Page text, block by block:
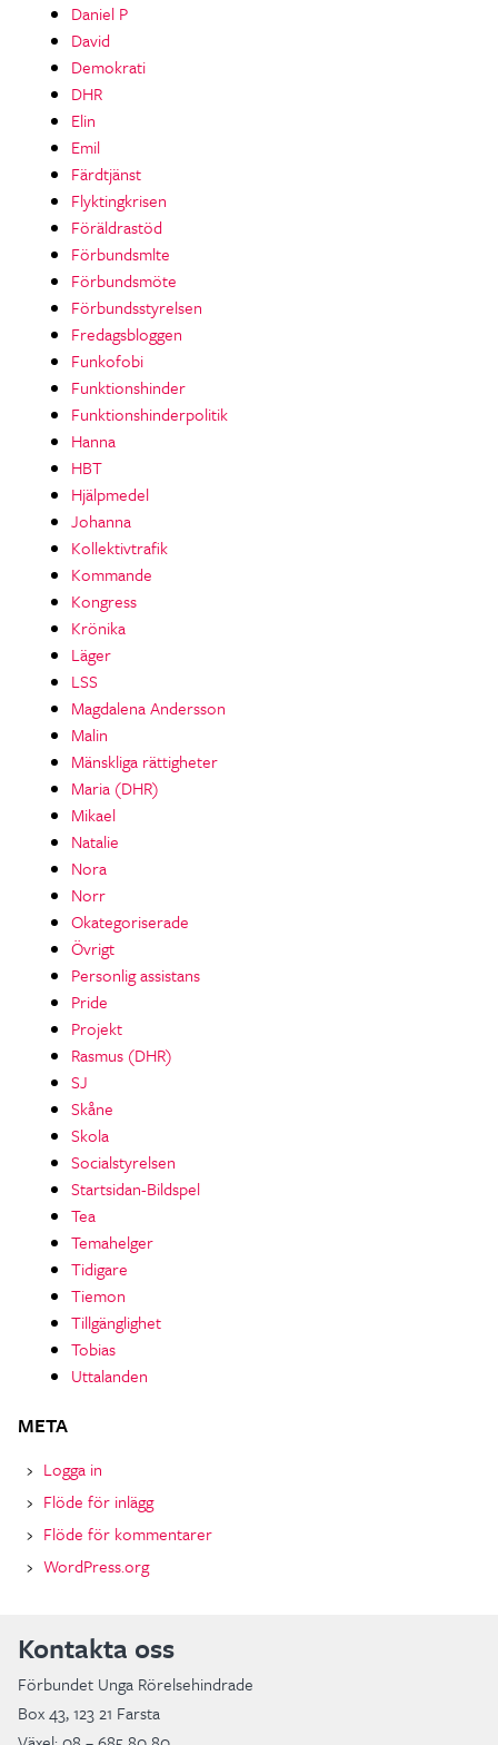
Daniel P
David
Demokrati
DHR
Elin
Emil
Färdtjänst
Flyktingkrisen
Föräldrastöd
Förbundsmlte
Förbundsmöte
Förbundsstyrelsen
Fredagsbloggen
Funkofobi
Funktionshinder
Funktionshinderpolitik
Hanna
HBT
Hjälpmedel
Johanna
Kollektivtrafik
Kommande
Kongress
Krönika
Läger
LSS
Magdalena Andersson
Malin
Mänskliga rättigheter
Maria (DHR)
Mikael
Natalie
Nora
Norr
Okategoriserade
Övrigt
Personlig assistans
Pride
Projekt
Rasmus (DHR)
SJ
Skåne
Skola
Socialstyrelsen
Startsidan-Bildspel
Tea
Temahelger
Tidigare
Tiemon
Tillgänglighet
Tobias
Uttalanden
META
Logga in
Flöde för inlägg
Flöde för kommentarer
WordPress.org
Kontakta oss
Förbundet Unga Rörelsehindrade
Box 43, 123 21 Farsta